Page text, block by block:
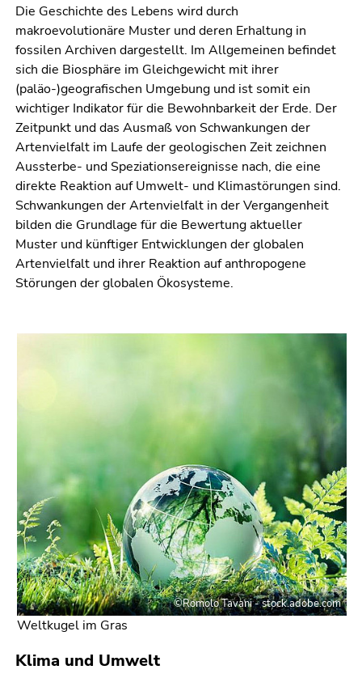
8)
Zur
Suche
(Zugriffstaste
9)
Die Geschichte des Lebens wird durch
makroevolutionäre Muster und deren Erhaltung in
fossilen Archiven dargestellt. Im Allgemeinen befindet
sich die Biosphäre im Gleichgewicht mit ihrer
(paläo-)geografischen Umgebung und ist somit ein
wichtiger Indikator für die Bewohnbarkeit der Erde. Der
Zeitpunkt und das Ausmaß von Schwankungen der
Artenvielfalt im Laufe der geologischen Zeit zeichnen
Aussterbe- und Speziationsereignisse nach, die eine
direkte Reaktion auf Umwelt- und Klimastörungen sind.
Schwankungen der Artenvielfalt in der Vergangenheit
bilden die Grundlage für die Bewertung aktueller
Muster und künftiger Entwicklungen der globalen
Artenvielfalt und ihrer Reaktion auf anthropogene
Störungen der globalen Ökosysteme.
©Romolo Tavani - stock.adobe.com
Weltkugel im Gras
Klima und Umwelt